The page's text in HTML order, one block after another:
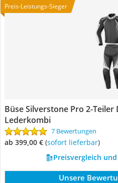
Preis-Leistungs-Sieger
Büse Silverstone Pro 2-
Lederkombi
7 Bewertungen
ab 399,00 € ( Sofort lieferbar)
Preisvergleich
Unsere